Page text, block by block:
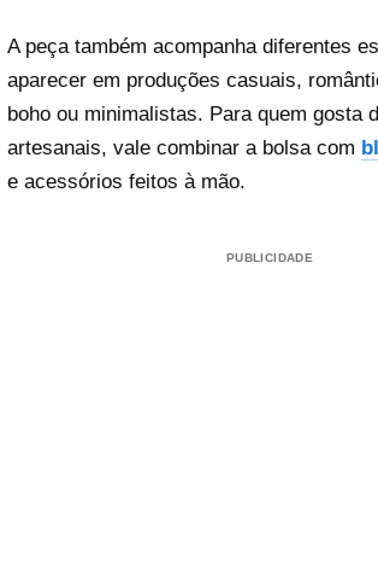
A peça também acompanha diferentes
aparecer em produções casuais,
boho ou minimalistas. Para quem gosta
artesanais, vale combinar a bolsa com
e acessórios feitos à mão.
PUBLICIDADE